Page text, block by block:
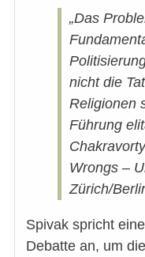
„Das
nicht die
Religionen
Führung
Wrongs –
Zürich/
Spivak spricht
Debatte an, um